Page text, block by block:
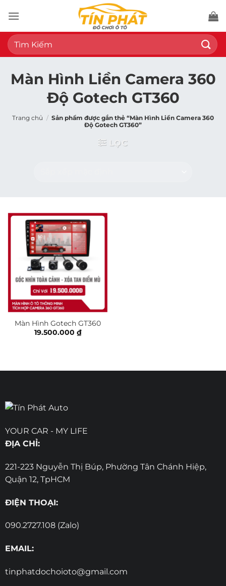
qua
nội
dung
Tìm
kiếm:
Màn Hình Liền Camera 360
Độ Gotech GT360
Trang chủ / Sản phẩm được gắn thẻ “Màn Hình Liền Camera 360
Độ Gotech GT360”
LỌC
Màn Hình Gotech GT360
19.500.000 ₫
YOUR CAR - MY LIFE
ĐỊA CHỈ:
221-223 Nguyễn Thị Búp, Phường Tân Chánh Hiệp,
Quận 12, TpHCM
ĐIỆN THOẠI:
090.2727.108 (Zalo)
EMAIL:
tinphatdochoioto@gmail.com